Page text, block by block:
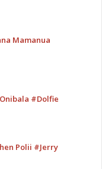
Mamanua
#Dolfie
Polii #Jerry